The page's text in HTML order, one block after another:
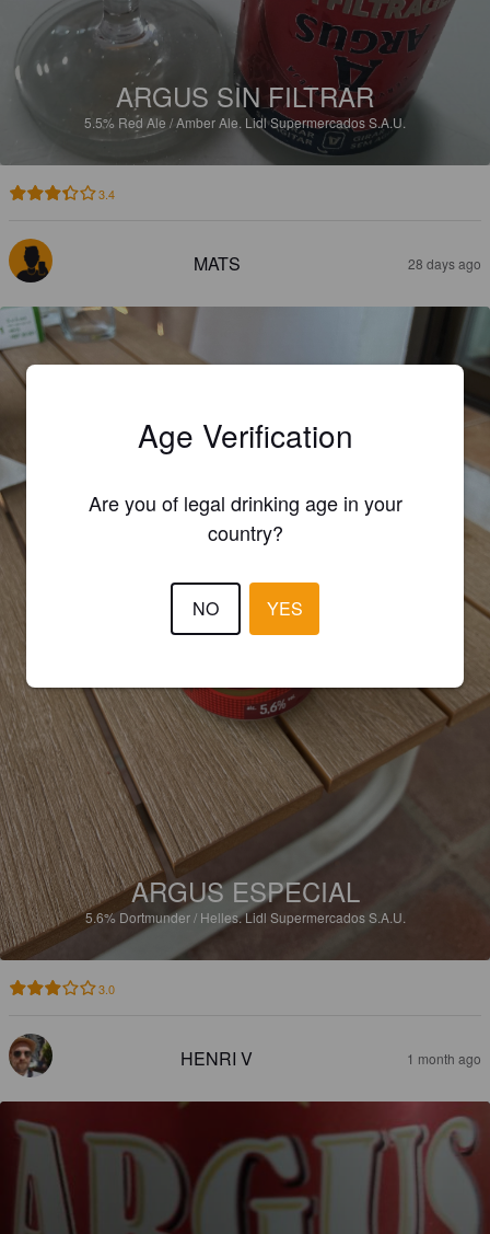
ARGUS SIN FILTRAR
5.5% Red Ale / Amber Ale. Lidl Supermercados S.A.U.
3.4
MATS 28 days ago
ARGUS ESPECIAL
5.6%Dortmunder / Helles.Lidl Supermercados S.A.U.
3.0
HENRI V 1 month ago
Age Verification
Are you of legal drinking age in your
country?
NO YES